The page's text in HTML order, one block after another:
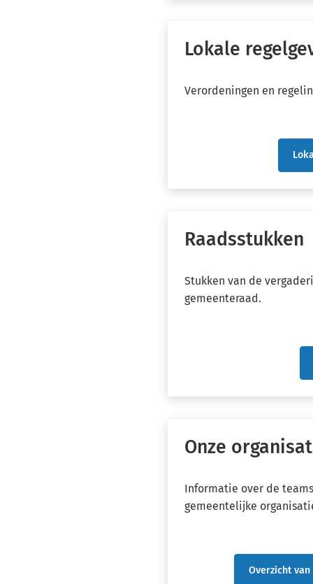
Lokale
Verordeningen en
een
Raadsstukken
Stukken van de
gemeenteraad.
Onze
Informatie over de
gemeentelijke
Overzicht
(Verwijst